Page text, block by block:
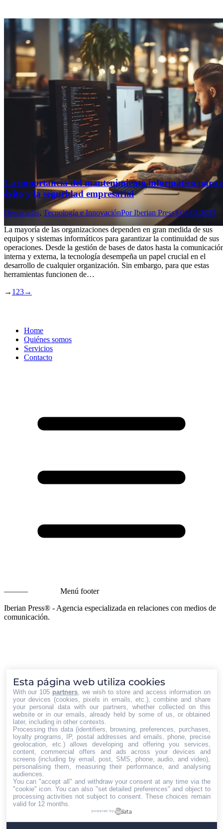
La importancia del mantenimiento informático para
éxito y la seguridad empresarial
Destacadas, Tecnología e InnovaciónPorIberian Press®06/02/2025
La mayoría de las organizaciones dependen en gran medida de sus
equipos y sistemas informáticos para garantizar la continuidad de sus
operaciones. Desde la gestión de bases de datos hasta la
interna y externa, la tecnología desempeña un papel crucial en el
desarrollo de cualquier organización. Sin embargo, para que estas
herramientas funcionen de…
→ 1 23→
Home
Quiénes somos
Servicios
Contacto
———
Menú footer
Iberian Press® - Agencia especializada en relaciones con medios de
comunicación.
Esta página web utiliza cookies
With our 105 partners , we wish to store and access information on
your devices (cookies, pixels in emails, etc.), combine and share
your personal data with our partners, whether collected on this
website or in our emails, already held by some of us, or obtained
later, including in other contexts.
Processing this data (identifiers, browsing, preferences, purchases,
loyalty programs, IP, postal addresses and emails, phone, precise
geolocation, etc.) allows developing and offering you services,
content, commercial offers and ads across your devices and
screens (including by email, post, SMS, phone, audio, and video),
personalising them, measuring their performance, and analysing
audiences.
You can "accept all" and withdraw your consent at any time via the
"cookie" icon . You can also "set detailed preferences" and object to
processing activities not subject to consent. These choices remain
valid for 12 months.
powered by